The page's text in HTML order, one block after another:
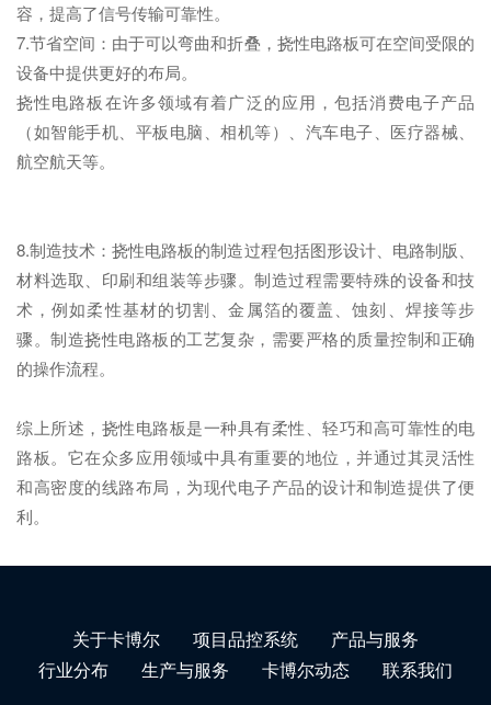
容，提高了信号传输可靠性。
7.节省空间：由于可以弯曲和折叠，挠性电路板可在空间受限的
设备中提供更好的布局。
挠性电路板在许多领域有着广泛的应用，包括消费电子产品
（如智能手机、平板电脑、相机等）、汽车电子、医疗器械、
航空航天等。
8.制造技术：挠性电路板的制造过程包括图形设计、电路制版、
材料选取、印刷和组装等步骤。制造过程需要特殊的设备和技
术，例如柔性基材的切割、金属箔的覆盖、蚀刻、焊接等步
骤。制造挠性电路板的工艺复杂，需要严格的质量控制和正确
的操作流程。
综上所述，挠性电路板是一种具有柔性、轻巧和高可靠性的电
路板。它在众多应用领域中具有重要的地位，并通过其灵活性
和高密度的线路布局，为现代电子产品的设计和制造提供了便
利。
关于卡博尔 项目品控系统
产品与服务
行业分布
生产与服务 卡博尔动态 联系我们